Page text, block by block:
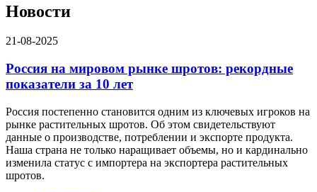
Новости
21-08-2025
Россия на мировом рынке шротов: рекордные
показатели за 10 лет
Россия постепенно становится одним из ключевых игроков на
рынке растительных шротов. Об этом свидетельствуют
данные о производстве, потреблении и экспорте продукта.
Наша страна не только наращивает объемы, но и кардинально
изменила статус с импортера на экспортера растительных
шротов.